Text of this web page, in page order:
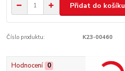
Přidat do košíku
Číslo produktu: K23-00460
Hodnocení 0